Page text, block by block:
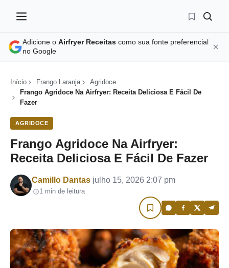
Adicione o Airfryer Receitas como sua fonte preferencial
no Google
Início Frango Laranja
Agridoce
Frango Agridoce Na Airfryer: Receita Deliciosa E Fácil De
Fazer
AGRIDOCE
Frango Agridoce Na Airfryer:
Receita Deliciosa E Fácil De Fazer
Por
Camillo Dantas julho 15, 2026 2:07 pm
1 min de leitura